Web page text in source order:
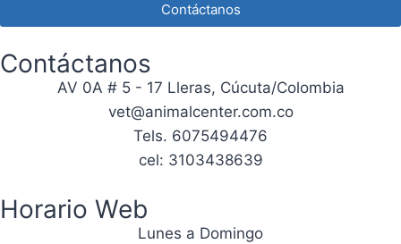
Contáctanos
Contáctanos
AV 0A # 5 - 17 Lleras, Cúcuta/Colombia
vet@animalcenter.com.co
Tels. 6075494476
cel: 3103438639
Horario Web
Lunes a Domingo